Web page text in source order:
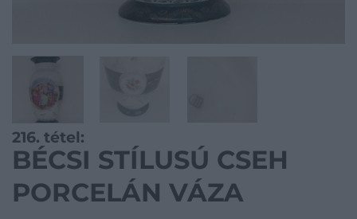
216. tétel:
BÉCSI STÍLUSÚ CSEH
PORCELÁN VÁZA